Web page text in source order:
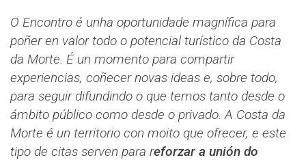
O Encontro é unha oportunidade magnífica para
poñer en valor todo o potencial turístico da Costa
da Morte. É un momento para compartir
experiencias, coñecer novas ideas e, sobre todo,
para seguir difundindo o que temos tanto desde o
ámbito público como desde o privado. A Costa da
Morte é un territorio con moito que ofrecer, e este
tipo de citas serven para reforzar a unión do